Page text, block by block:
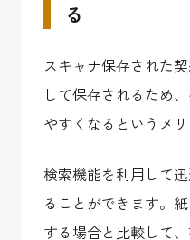
る
スキャナ保存された
して保存されるため
やすくなるというメリ
検索機能を利用して
ることができます。
する場合と比較して